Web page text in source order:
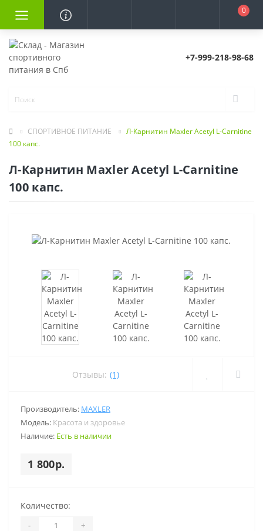
0
+7-999-218-98-68
СПОРТИВНОЕ ПИТАНИЕ
Л-Карнитин Maxler Acetyl L-Carnitine
100 капс.
Л-Карнитин Maxler Acetyl L-Carnitine
100 капс.
Отзывы: (1)
Производитель: MAXLER
Модель: Красота и здоровье
Наличие: Есть в наличии
1 800р.
Количество:
- +